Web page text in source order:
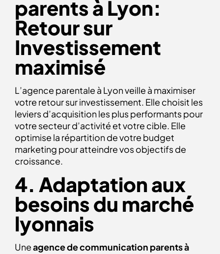
parents à Lyon:
Retour sur
Investissement
maximisé
L’agence parentale à Lyon veille à maximiser
votre retour sur investissement. Elle choisit les
leviers d’acquisition les plus performants pour
votre secteur d’activité et votre cible. Elle
optimise la répartition de votre budget
marketing pour atteindre vos objectifs de
croissance.
4. Adaptation aux
besoins du marché
lyonnais
Uneagence de communication parents à